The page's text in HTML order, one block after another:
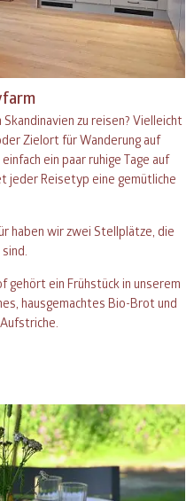
zu reisen? Vielleicht
Zielort für Wanderung auf
ein paar ruhige Tage auf
jeder Reisetyp eine gemütliche
haben wir zwei Stellplätze, die
gehört ein Frühstück in unserem
hausgemachtes Bio-Brot und